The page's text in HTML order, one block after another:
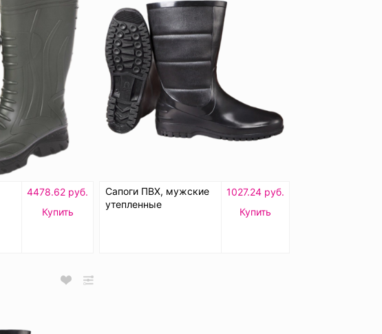
4478.62 руб.
Купить
Сапоги ПВХ, мужские
утепленные
1027.24 руб.
Купить